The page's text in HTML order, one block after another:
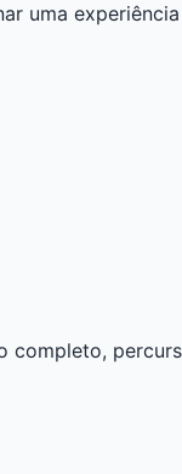
uma
completo,